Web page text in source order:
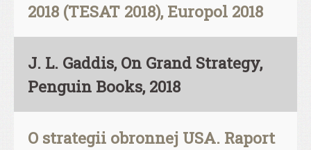
2018 (TESAT 2018), Europol 2018
J. L. Gaddis, On Grand Strategy,
Penguin Books, 2018
O strategii obronnej USA. Raport